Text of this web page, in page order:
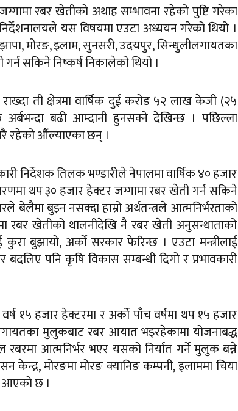
रबर खेतीको अथाह सम्भावना रहेको पुष्टि गरेका
यस विषयमा एउटा अध्ययन गरेको थियो ।
मोरङ, इलाम, सुनसरी, उदयपुर, सिन्धुलीलगायतका
सकिने निष्कर्ष निकालेको थियो ।
ती क्षेत्रमा वार्षिक दुई करोड ५२ लाख केजी (२५
बढी आम्दानी हुनसक्ने देखिन्छ । पछिल्ला
रहेको औंल्याएका छन् ।
निर्देशक तिलक भण्डारीले नेपालमा वार्षिक ४० हजार
थप ३० हजार हेक्टर जग्गामा रबर खेती गर्न सकिने
बुझ्न नसक्दा हाम्रो अर्थतन्त्रले आत्मनिर्भरताको
रबर खेतीको थालनीदेखि नै रबर खेती अनुसन्धाताको
बुझायो, अर्को सरकार फेरिन्छ । एउटा मन्त्रीलाई
पनि कृषि विकास सम्बन्धी दिगो र प्रभावकारी
१५ हजार हेक्टरमा र अर्को पाँच वर्षमा थप १५ हजार
मुलुकबाट रबर आयात भइरहेकामा योजनाबद्ध
आत्मनिर्भर भएर यसको निर्यात गर्ने मुलुक बन्ने
केन्द्र, मोरङमा मोरङ क्यानिङ कम्पनी, इलाममा चिया
आएको छ ।